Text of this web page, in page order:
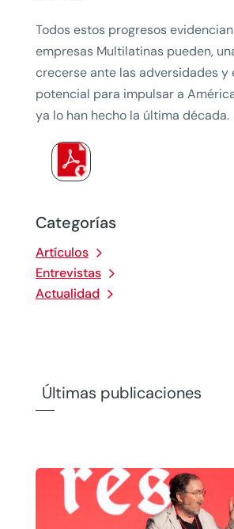
Categorías
Artículos
Entrevistas
Actualidad
Todos estos progresos
empresas Multilatinas pueden,
crecerse ante las adversidades y
potencial para impulsar a
ya lo han hecho la última década.
Últimas publicaciones